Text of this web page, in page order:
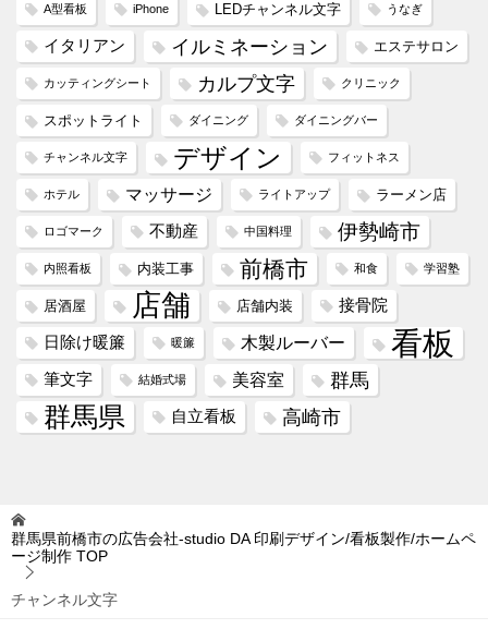
A型看板 iPhone LEDチャンネル文字 うなぎ
イタリアン イルミネーション エステサロン
カッティングシート カルプ文字 クリニック
スポットライト ダイニング ダイニングバー
チャンネル文字 デザイン フィットネス
ホテル マッサージ ライトアップ ラーメン店
ロゴマーク 不動産 中国料理 伊勢崎市
内照看板 内装工事 前橋市 和食 学習塾
居酒屋 店舗 店舗内装 接骨院
日除け暖簾 暖簾 木製ルーバー 看板
筆文字 結婚式場 美容室 群馬
群馬県 自立看板 高崎市
群馬県前橋市の広告会社-studio DA 印刷デザイン/看板製作/ホームペ
ージ制作 TOP
チャンネル文字